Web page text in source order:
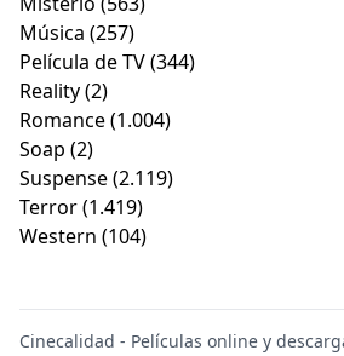
Música (257)
Película de TV(344)
Reality(2)
Romance(1.004)
Soap (2)
Suspense(2.119)
Terror(1.419)
Western (104)
Cinecalidad - Películas online y